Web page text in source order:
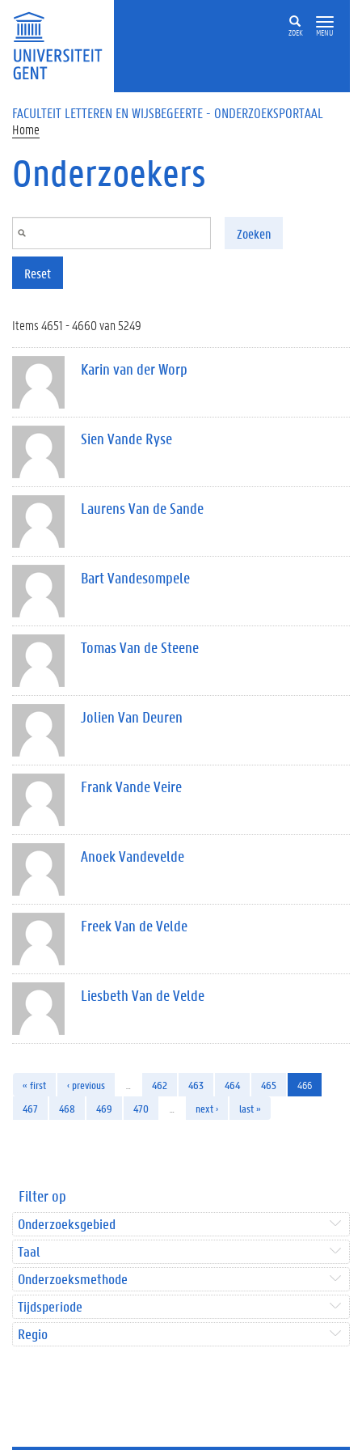
Overslaan en naar de inhoud gaan
ZOEK MENU
FACULTEIT LETTEREN EN WIJSBEGEERTE - ONDERZOEKSPORTAAL
Home
Onderzoekers
Zoeken
Reset
Items 4651 - 4660 van 5249
Karin van der Worp
Sien Vande Ryse
Laurens Van de Sande
Bart Vandesompele
Tomas Van de Steene
Jolien Van Deuren
Frank Vande Veire
Anoek Vandevelde
Freek Van de Velde
Liesbeth Van de Velde
« first ‹ previous 462 463 464 465
466
467
468 469 470 next › last »
Filter op
Onderzoeksgebied
Taal
Onderzoeksmethode
Tijdsperiode
Regio